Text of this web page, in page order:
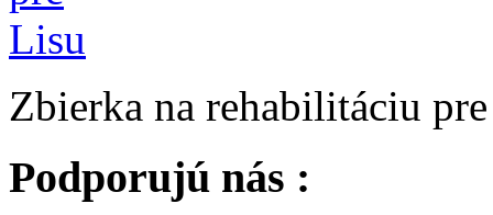
Zbierka na rehabilitáciu
Podporujú nás :